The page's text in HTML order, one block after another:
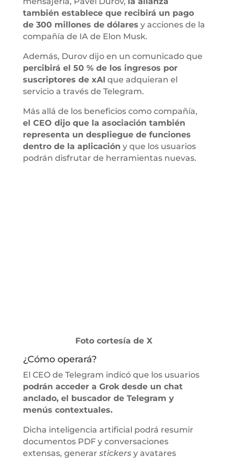
también establece que recibirá un pago
de 300 millones de dólares y acciones de la
compañía de IA de Elon Musk.
Además, Durov dijo en un comunicado que
percibirá el 50 % de los ingresos por
suscriptores de xAI que adquieran el
servicio a través de Telegram.
Más allá de los beneficios como compañía,
el CEO dijo que la asociación también
representa un despliegue de funciones
dentro de la aplicación y que los usuarios
podrán disfrutar de herramientas nuevas.
Foto cortesía de X
¿Cómo operará?
El CEO de Telegram indicó que los usuarios
podrán acceder a Grok desde un chat
anclado, el buscador de Telegram y
menús contextuales.
Dicha inteligencia artificial podrá resumir
documentos PDF y conversaciones
extensas, generar stickersy avatares